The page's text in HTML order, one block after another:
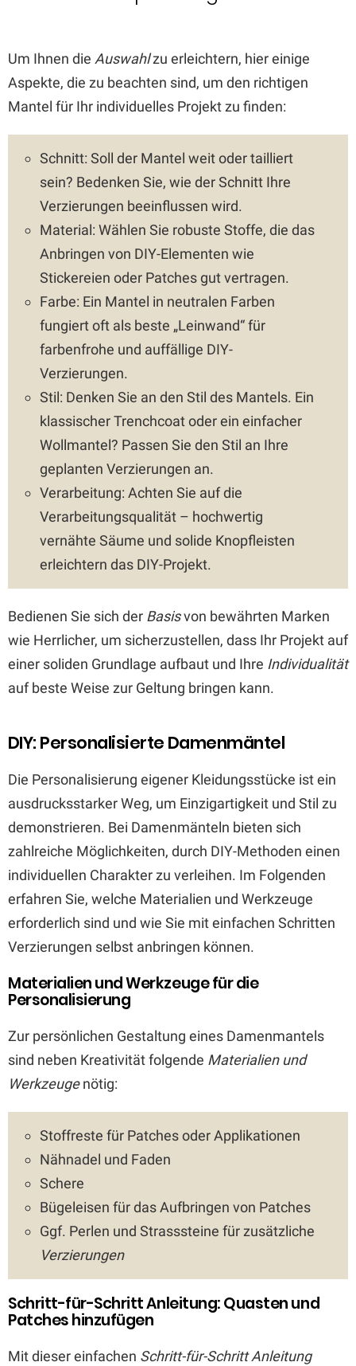
Um Ihnen die Auswahlzu erleichtern, hier einige
Aspekte, die zu beachten sind, um den richtigen
Mantel für Ihr individuelles Projekt zu finden:
Schnitt: Soll der Mantel weit oder tailliert
sein? Bedenken Sie, wie der Schnitt Ihre
Verzierungen beeinflussen wird.
Material: Wählen Sie robuste Stoffe, die das
Anbringen von DIY-Elementen wie
Stickereien oder Patches gut vertragen.
Farbe: Ein Mantel in neutralen Farben
fungiert oft als beste „Leinwand“ für
farbenfrohe und auffällige DIY-
Verzierungen.
Stil: Denken Sie an den Stil des Mantels. Ein
klassischer Trenchcoat oder ein einfacher
Wollmantel? Passen Sie den Stil an Ihre
geplanten Verzierungen an.
Verarbeitung: Achten Sie auf die
Verarbeitungsqualität – hochwertig
vernähte Säume und solide Knopfleisten
erleichtern das DIY-Projekt.
Bedienen Sie sich der Basisvon bewährten Marken
wie Herrlicher, um sicherzustellen, dass Ihr Projekt auf
einer soliden Grundlage aufbaut und Ihre Individualität
auf beste Weise zur Geltung bringen kann.
DIY: Personalisierte Damenmäntel
Die Personalisierung eigener Kleidungsstücke ist ein
ausdrucksstarker Weg, um Einzigartigkeit und Stil zu
demonstrieren. Bei Damenmänteln bieten sich
zahlreiche Möglichkeiten, durch DIY-Methoden einen
individuellen Charakter zu verleihen. Im Folgenden
erfahren Sie, welche Materialien und Werkzeuge
erforderlich sind und wie Sie mit einfachen Schritten
Verzierungen selbst anbringen können.
Materialien und Werkzeuge für die
Personalisierung
Zur persönlichen Gestaltung eines Damenmantels
sind neben Kreativität folgende Materialien und
Werkzeugenötig:
Stoffreste für Patches oder Applikationen
Nähnadel und Faden
Schere
Bügeleisen für das Aufbringen von Patches
Ggf. Perlen und Strasssteine für zusätzliche
Verzierungen
Schritt-für-Schritt Anleitung: Quasten und
Patches hinzufügen
Mit dieser einfachen Schritt-für-Schritt Anleitung